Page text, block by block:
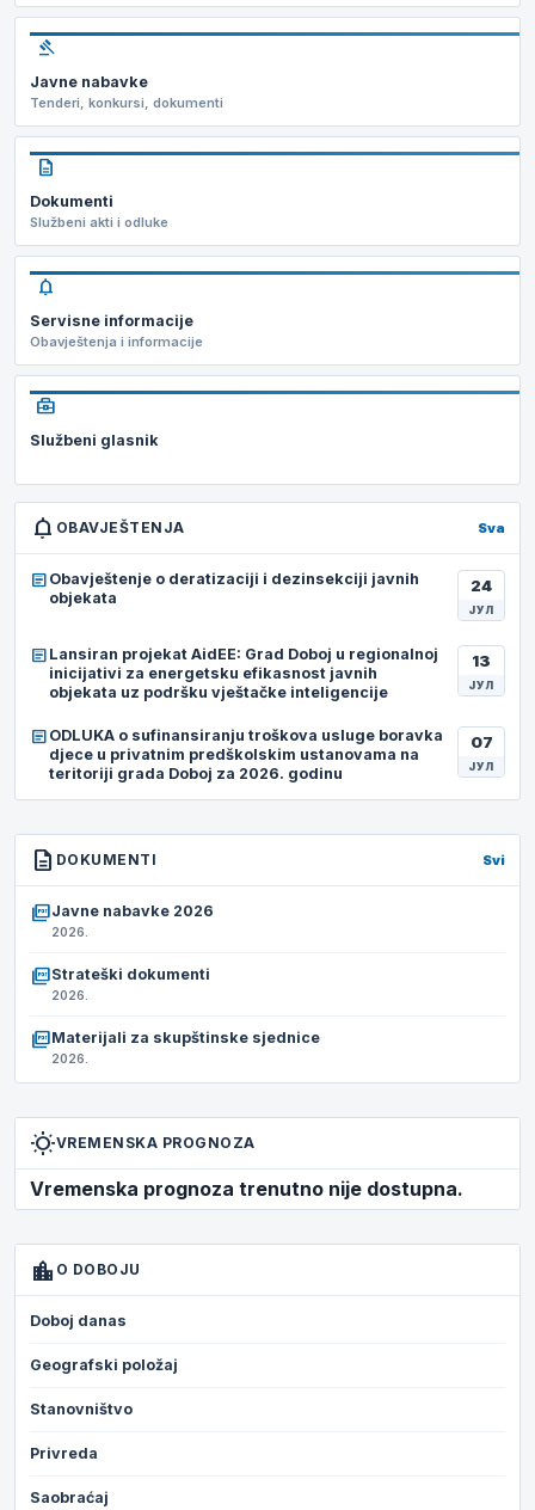
gavel
Javne nabavke
Tenderi, konkursi, dokumenti
description
Dokumenti
Službeni akti i odluke
notifications
Servisne informacije
Obavještenja i informacije
business_center
Službeni glasnik
notifications OBAVJEŠTENJA Sva
article Obavještenje o deratizaciji i dezinsekciji javnih
objekata
24
ЈУЛ
article Lansiran projekat AidEE: Grad Doboj u regionalnoj
inicijativi za energetsku efikasnost javnih
objekata uz podršku vještačke inteligencije
13
ЈУЛ
article ODLUKA o sufinansiranju troškova usluge boravka
djece u privatnim predškolskim ustanovama na
teritoriji grada Doboj za 2026. godinu
07
ЈУЛ
description DOKUMENTI Svi
picture_as_pdfJavne nabavke 2026
2026.
picture_as_pdfStrateški dokumenti
2026.
picture_as_pdfMaterijali za skupštinske sjednice
2026.
wb_sunnyVREMENSKA PROGNOZA
Vremenska prognoza trenutno nije dostupna.
location_city O DOBOJU
Doboj danas
Geografski položaj
Stanovništvo
Privreda
Saobraćaj